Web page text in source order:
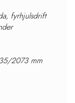
fyrhjulsdrift
2073 mm